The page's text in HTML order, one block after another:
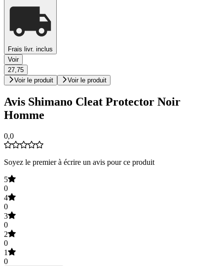
Frais livr. inclus
Voir
27,75
Voir le produit
Voir le produit
Avis Shimano Cleat Protector Noir
Homme
0,0
Soyez le premier à écrire un avis pour ce produit
5
0
4
0
3
0
2
0
1
0